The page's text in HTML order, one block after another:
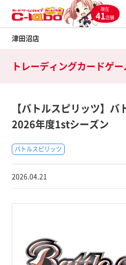
現在
41店舗
津田沼店
Twitter
トレーディングカードゲ
【バトルスピリッツ】
2026年度1stシーズン
バトルスピリッツ
2026.04.21